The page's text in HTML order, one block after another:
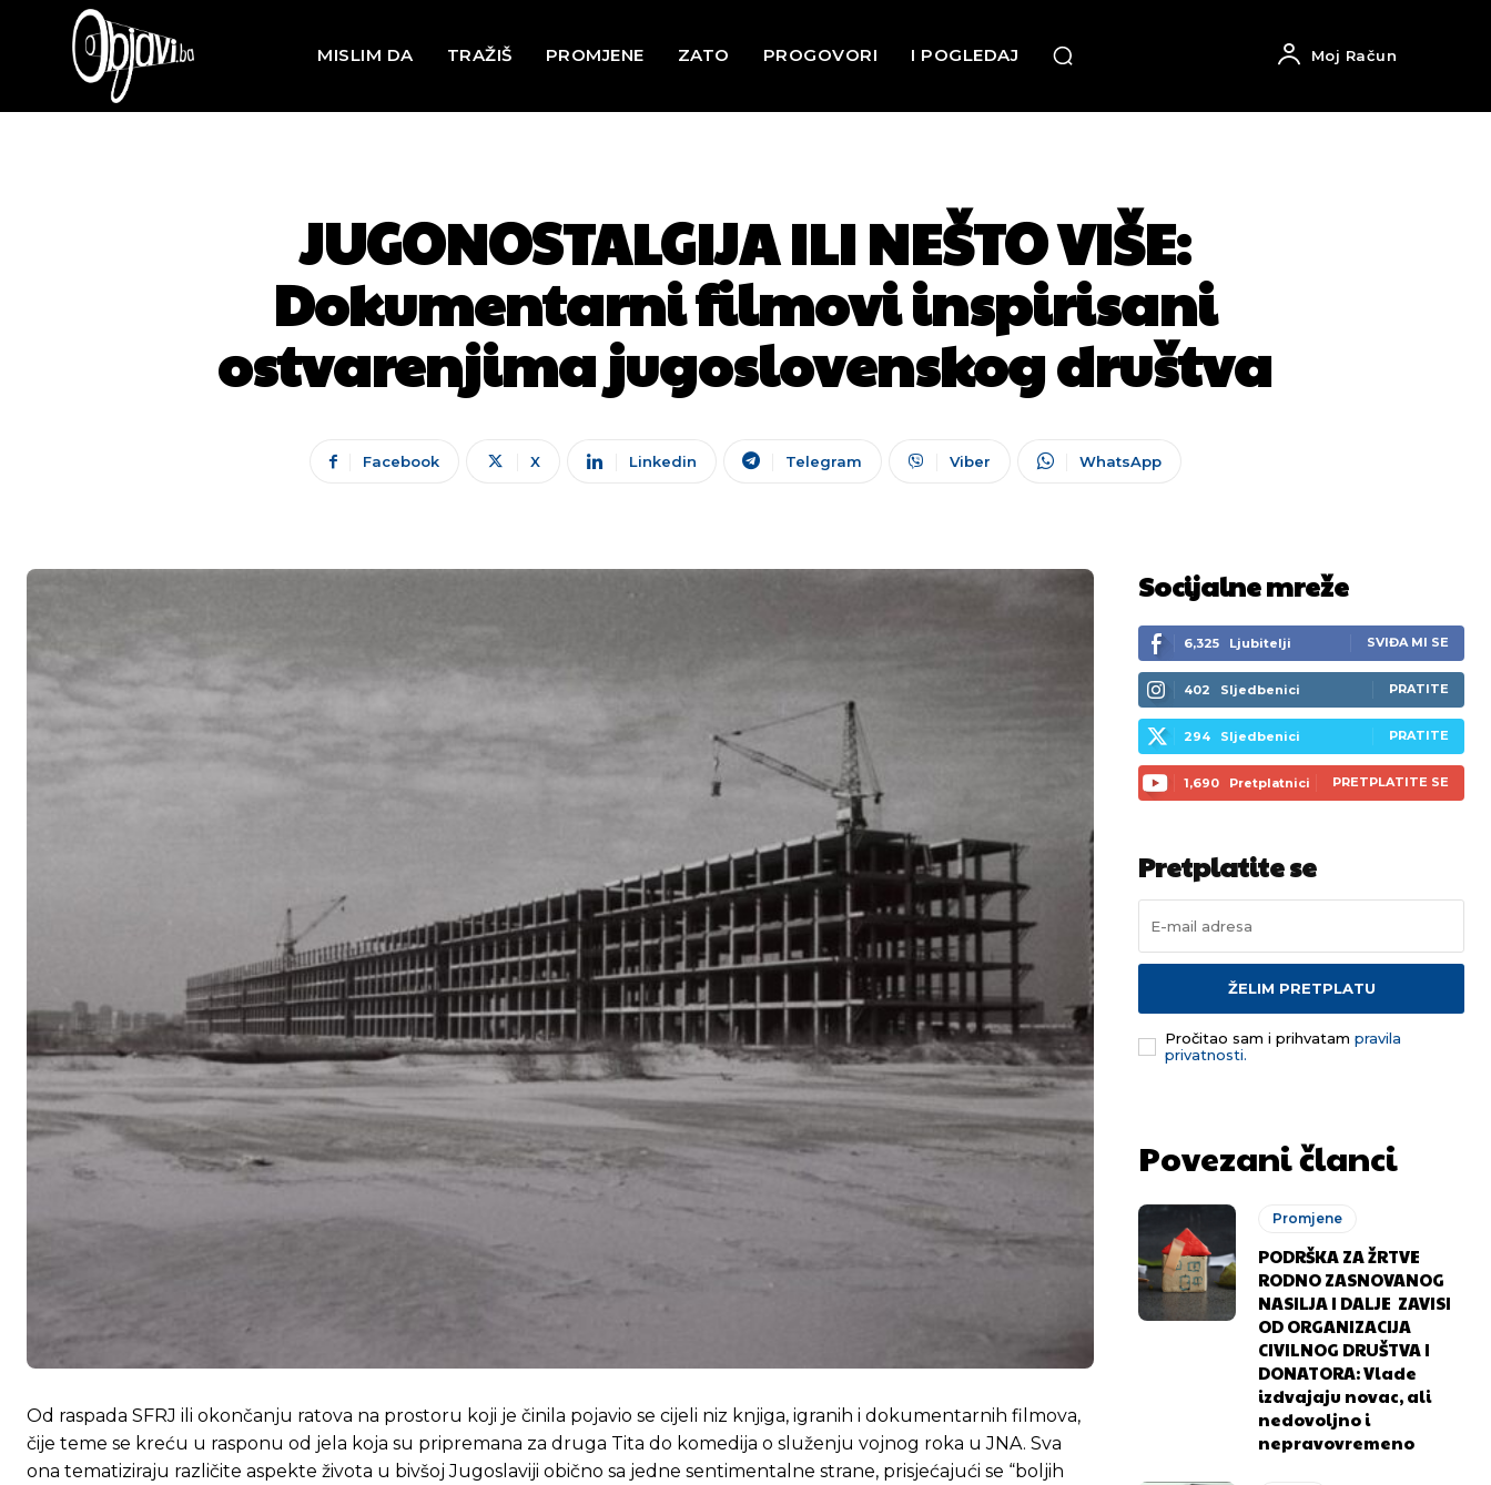
MISLIM DA TRAŽIŠ PROMJENE ZATO PROGOVORI I POGLEDAJ Moj Račun
JUGONOSTALGIJA ILI NEŠTO VIŠE:
Dokumentarni filmovi inspirisani
ostvarenjima jugoslovenskog društva
Facebook X Linkedin Telegram Viber WhatsApp
Od raspada SFRJ ili okončanju ratova na prostoru koji je činila pojavio se cijeli niz knjiga, igranih i dokumentarnih filmova,
čije teme se kreću u rasponu od jela koja su pripremana za druga Tita do komedija o služenju vojnog roka u JNA. Sva
ona tematiziraju različite aspekte života u bivšoj Jugoslaviji obično sa jedne sentimentalne strane, prisjećajući se “boljih
Socijalne mreže
6,325 Ljubitelji SVIĐA MI SE
402 Sljedbenici PRATITE
294 Sljedbenici PRATITE
1,690 Pretplatnici PRETPLATITE SE
Pretplatite se
ŽELIM PRETPLATU
Pročitao sam i prihvatam pravila
privatnosti.
Povezani članci
Promjene
PODRŠKA ZA ŽRTVE
RODNO ZASNOVANOG
NASILJA I DALJE ZAVISI
OD ORGANIZACIJA
CIVILNOG DRUŠTVA I
DONATORA: Vlade
izdvajaju novac, ali
nedovoljno i
nepravovremeno